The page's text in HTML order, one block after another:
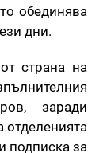
обединява
дни.
страна на
заради
отделенията
подписка за